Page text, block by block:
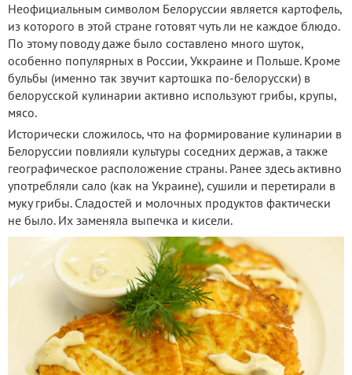
Неофициальным символом Белоруссии является картофель,
из которого в этой стране готовят чуть ли не каждое блюдо.
По этому поводу даже было составлено много шуток,
особенно популярных в России, Уккраине и Польше. Кроме
бульбы (именно так звучит картошка по-белорусски) в
белорусской кулинарии активно используют грибы, крупы,
мясо.
Исторически сложилось, что на формирование кулинарии в
Белоруссии повлияли культуры соседних держав, а также
географическое расположение страны. Ранее здесь активно
употребляли сало (как на Украине), сушили и перетирали в
муку грибы. Сладостей и молочных продуктов фактически
не было. Их заменяла выпечка и кисели.